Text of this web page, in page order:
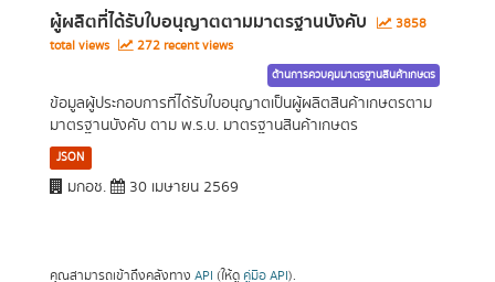
ผู้ผลิตที่ได้รับใบอนุญาตตามมาตรฐานบังคับ
3858
total views
272 recent views
ด้านการควบคุมมาตรฐานสินค้าเกษตร
ข้อมูลผู้ประกอบการที่ได้รับใบอนุญาตเป็นผู้ผลิตสินค้าเกษตรตาม
มาตรฐานบังคับ ตาม พ.ร.บ. มาตรฐานสินค้าเกษตร
JSON
มกอช. 30 เมษายน 2569
คุณสามารถเข้าถึงคลังทาง API (ให้ดู คู่มือ API).